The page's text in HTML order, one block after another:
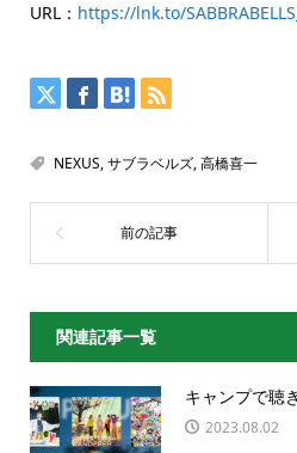
URL： https://lnk.to/
NEXUS,サブラベルズ,高橋喜一
関連記事一覧
キャンプで聴
2023.08.02